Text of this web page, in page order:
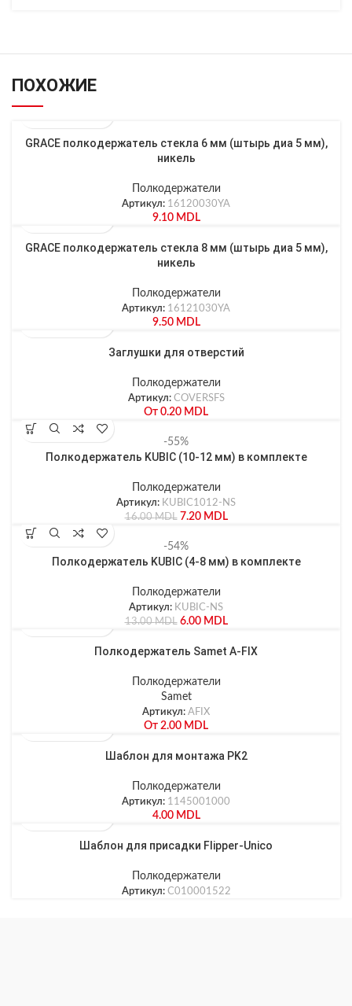
ПОХОЖИЕ
GRACE полкодержатель стекла 6 мм (штырь диа 5 мм),
никель
Полкодержатели
Артикул: 16120030YA
9.10 MDL
GRACE полкодержатель стекла 8 мм (штырь диа 5 мм),
никель
Полкодержатели
Артикул: 16121030YA
9.50 MDL
Заглушки для отверстий
Полкодержатели
Артикул: COVERSFS
От 0.20 MDL
-55%
Полкодержатель KUBIC (10-12 мм) в комплекте
Полкодержатели
Артикул: KUBIC1012-NS
16.00MDL 7.20 MDL
-54%
Полкодержатель KUBIC (4-8 мм) в комплекте
Полкодержатели
Артикул: KUBIC-NS
13.00MDL 6.00 MDL
Полкодержатель Samet A-FIX
Полкодержатели
Samet
Артикул: AFIX
От 2.00 MDL
Шаблон для монтажа PK2
Полкодержатели
Артикул: 1145001000
4.00 MDL
Шаблон для присадки Flipper-Unico
Полкодержатели
Артикул: C010001522